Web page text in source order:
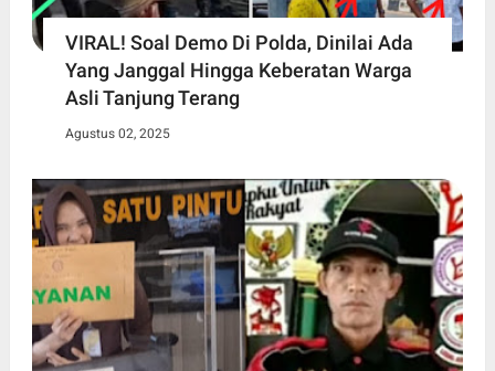
VIRAL! Soal Demo Di Polda, Dinilai Ada
Yang Janggal Hingga Keberatan Warga
Asli Tanjung Terang
Agustus 02, 2025